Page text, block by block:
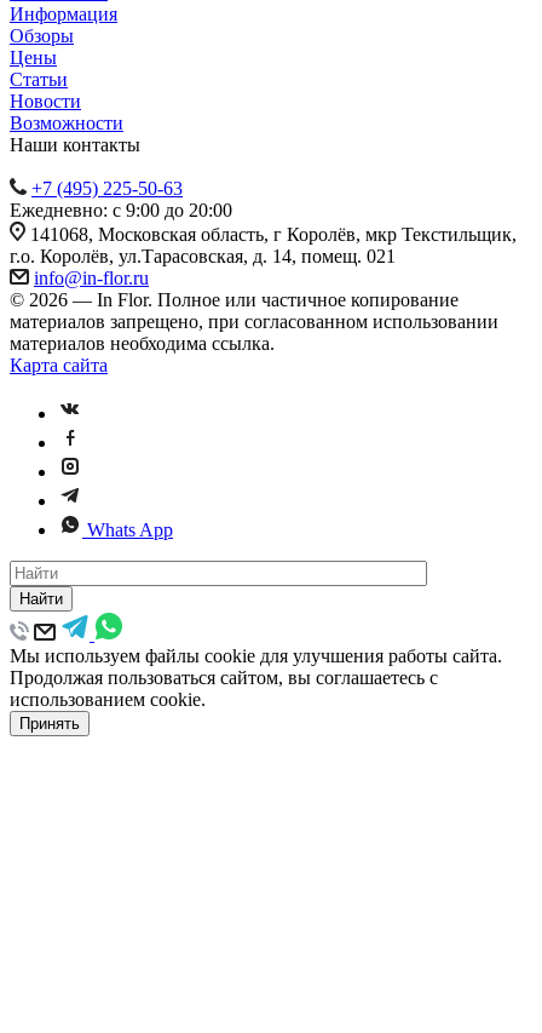
Информация
Обзоры
Цены
Статьи
Новости
Возможности
Наши контакты
+7 (495) 225-50-63
Ежедневно: с 9:00 до 20:00
141068, Московская область, г Королёв, мкр Текстильщик,
г.о. Королёв, ул.Тарасовская, д. 14, помещ. 021
info@in-flor.ru
© 2026 — In Flor. Полное или частичное копирование
материалов запрещено, при согласованном использовании
материалов необходима ссылка.
Карта сайта
Whats App
Найти
Мы используем файлы cookie для улучшения работы сайта.
Продолжая пользоваться сайтом, вы соглашаетесь с
использованием cookie.
Принять